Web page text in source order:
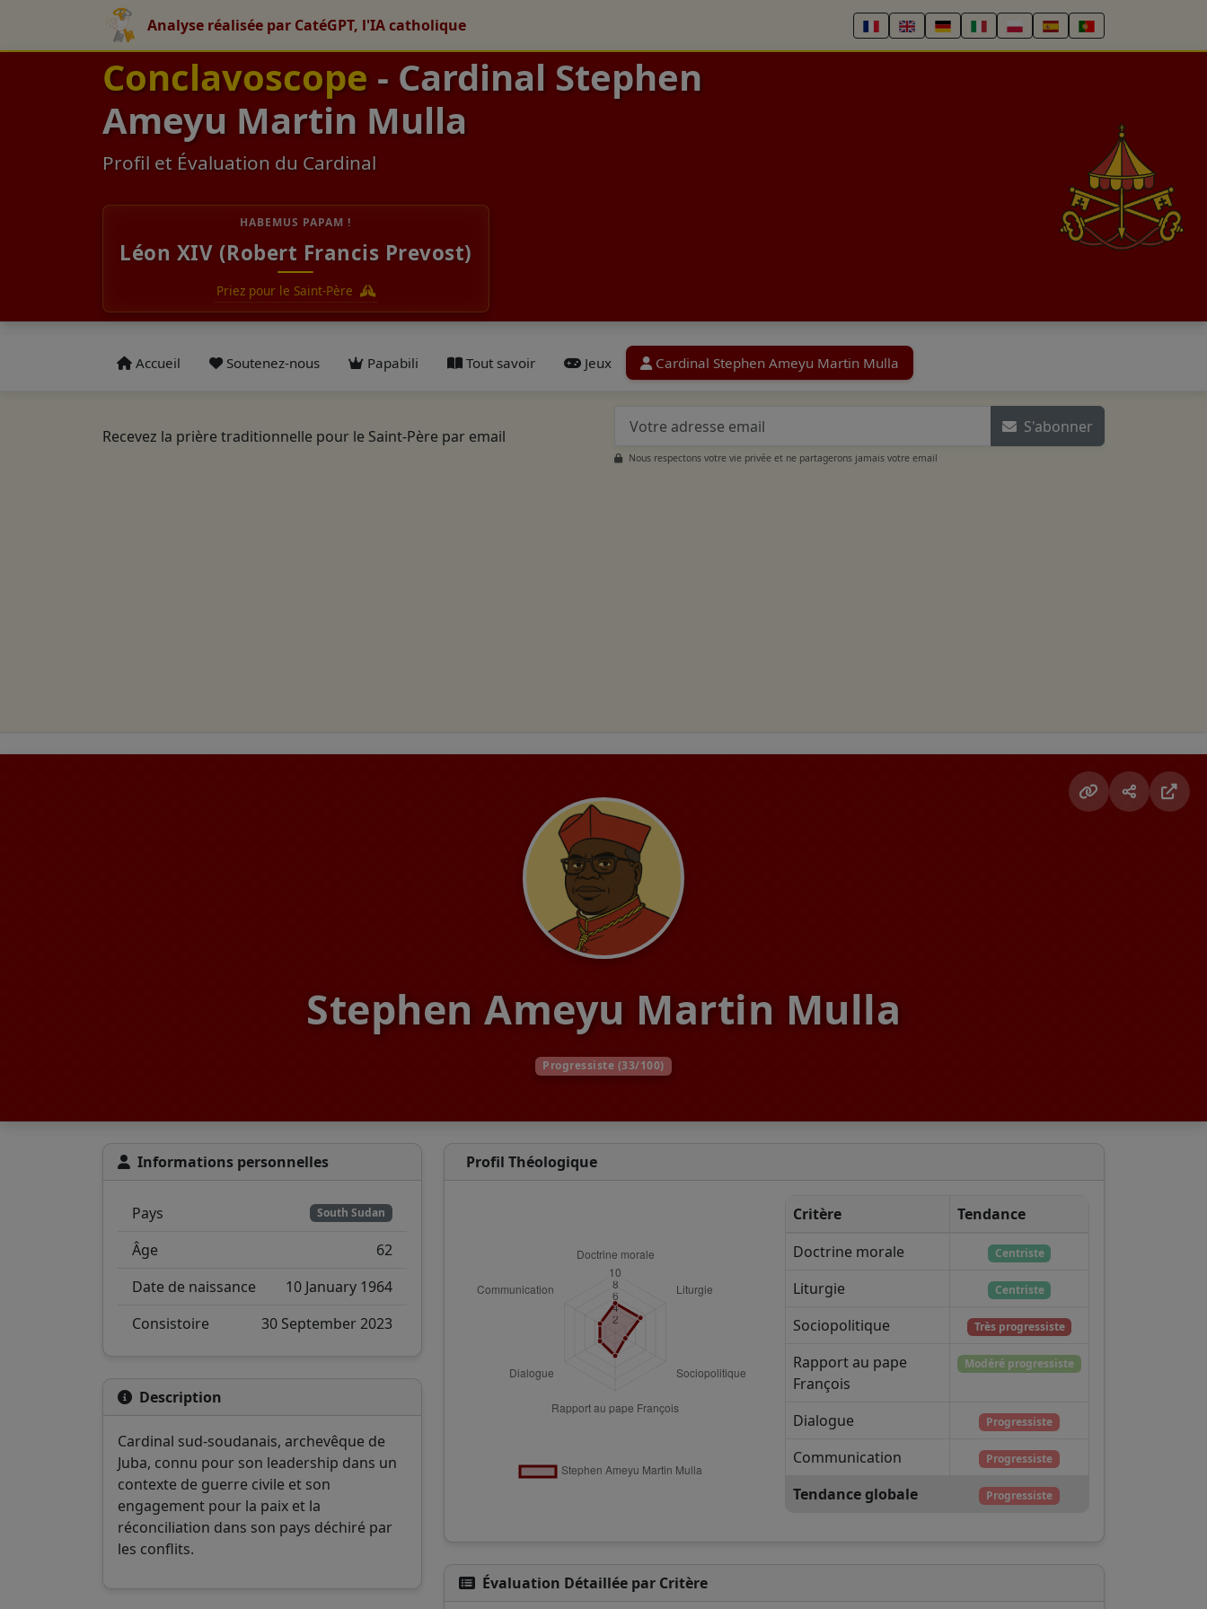
Analyse réalisée par CatéGPT, l'IA catholique
Conclavoscope - Cardinal Stephen
Ameyu Martin Mulla
Profil et Évaluation du Cardinal
HABEMUS PAPAM !
Léon XIV (Robert Francis Prevost)
Priez pour le Saint-Père
Accueil Soutenez-nous Papabili Tout savoir Jeux Cardinal Stephen Ameyu Martin Mulla
Recevez la prière traditionnelle pour le Saint-Père par email S'abonner
Nous respectons votre vie privée et ne partagerons jamais votre email
Stephen Ameyu Martin Mulla
Progressiste (33/100)
Informations personnelles
Pays South Sudan
Âge
62
Date de naissance
10 January 1964
Consistoire
30 September 2023
Description
Cardinal sud-soudanais, archevêque de
Juba, connu pour son leadership dans un
contexte de guerre civile et son
engagement pour la paix et la
réconciliation dans son pays déchiré par
les conflits.
Profil Théologique
Critère
Tendance
Doctrine morale
Centriste
Liturgie Centriste
Sociopolitique Très progressiste
Rapport au pape
François
Modéré progressiste
Dialogue Progressiste
Communication Progressiste
Tendance globale Progressiste
Évaluation Détaillée par Critère